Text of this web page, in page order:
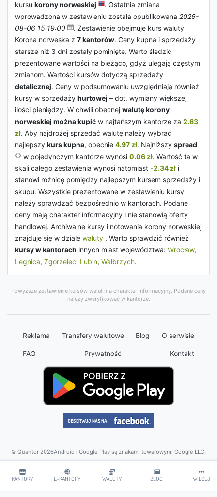
KANTORY E-KANTORY WALUTY BLOG WIĘCEJ
kursu korony norweskiej
. Ostatnia zmiana
wprowadzona w zestawieniu została opublikowana 2026-
08-06 15:19:00
. Zestawienie obejmuje kurs waluty
Korona norweska z 7 kantorów. Ceny kupna i sprzedaży
starsze niż 3 dni zostały pominięte. Warto śledzić
prezentowane wartości na bieżąco, gdyż ulegają częstym
zmianom. Wartości kursów dotyczą sprzedaży
detalicznej. Ceny w podsumowaniu uwzględniają również
kursy w sprzedaży hurtowej – dot. wymiany większej
ilości pieniędzy. W chwili obecnej walutę korony
norweskiej można kupić w najtańszym kantorze za 2.63
zł. Aby najdrożej sprzedać walutę należy wybrać
najlepszy kurs kupna, obecnie 4.97 zł. Najniższy spread
w pojedynczym kantorze wynosi 0.06 zł. Wartość ta w
skali całego zestawienia wynosi natomiast -2.34 zł i
stanowi różnicę pomiędzy najlepszym kursem sprzedaży i
skupu. Wszystkie prezentowane w zestawieniu kursy
należy sprawdzać bezpośrednio w kantorach. Podane
ceny mają charakter informacyjny i nie stanowią oferty
handlowej. Archiwalne kursy i notowania korony norweskiej
znajduje się w dziale waluty . Warto sprawdzić również
kursy w kantorach innych miast województwa: Wrocław,
Legnica, Zgorzelec, Lubin, Wałbrzych.
Powyższe zestawienie kursów walut ma charakter informacyjny. Podane ceny
należy zweryfikować w kantorze.
Reklama Transfery walutowe Blog O serwisie
FAQ Prywatność Kontakt
© Quantor 2026Android i Google Play są znakami towarowymi Google LLC.